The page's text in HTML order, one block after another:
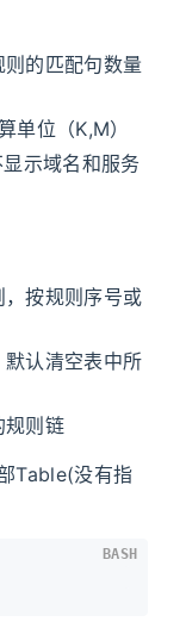
的匹配句数量
单位（K,M）
示域名和服务
按规则序号或
认清空表中所
规则链
Table(没有指
BASH